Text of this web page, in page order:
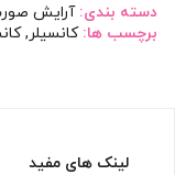
دسته بندی:آرایش
برچسب ها:کانسیلر,
لینک های مفید